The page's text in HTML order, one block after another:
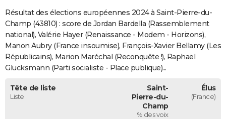
AVIS DE DÉCÈS
FORUM
Bricolage
Lifestyle
Culture
Sport
Auto
Television
Voyage
Cinema
Résultat des élections européennes 2024 à Saint-Pierre-du-
Champ (43810) : score de Jordan Bardella (Rassemblement
national), Valérie Hayer (Renaissance - Modem - Horizons),
Manon Aubry (France insoumise), François-Xavier Bellamy (Les
Républicains), Marion Maréchal (Reconquête !), Raphaël
Glucksmann (Parti socialiste - Place publique)...
Tête de liste
Liste
Saint-
Pierre-du-
Champ
% des voix
Élus
(France)